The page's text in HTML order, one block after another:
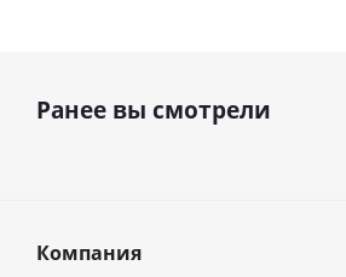
Ранее вы смотрели
Компания